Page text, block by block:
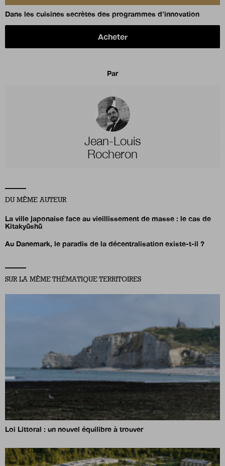
Dans les cuisines secrètes des programmes d'innovation
Acheter
Par
Jean-Louis
Rocheron
DU MÊME AUTEUR
La ville japonaise face au vieillissement de masse : le cas de
Kitakyūshū
Au Danemark, le paradis de la décentralisation existe-t-il ?
SUR LA MÊME THÉMATIQUE TERRITOIRES
Loi Littoral : un nouvel équilibre à trouver